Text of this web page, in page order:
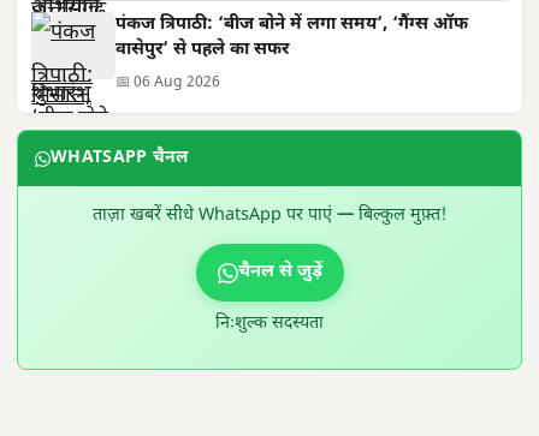
पंकज त्रिपाठी: ‘बीज बोने में लगा समय’, ‘गैंग्स ऑफ
वासेपुर’ से पहले का सफर
📅 06 Aug 2026
WHATSAPP चैनल
ताज़ा खबरें सीधे WhatsApp पर पाएं — बिल्कुल मुफ़्त!
चैनल से जुड़ें
निःशुल्क सदस्यता